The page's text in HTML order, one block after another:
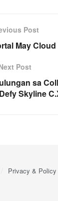
Post
May Cloud
Post
sa
Skyline
Privacy & Policy